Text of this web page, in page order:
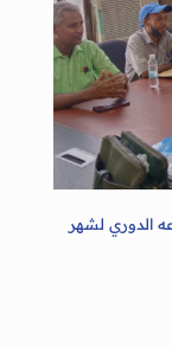
الدوري لشهر